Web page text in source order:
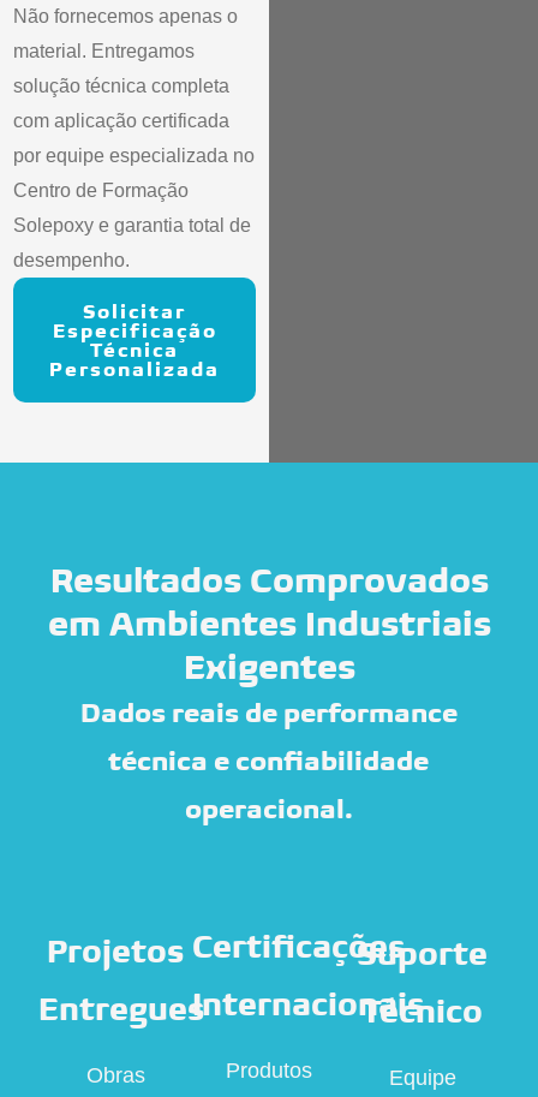
Não fornecemos apenas o
material. Entregamos
solução técnica completa
com aplicação certificada
por equipe especializada no
Centro de Formação
Solepoxy e garantia total de
desempenho.
Solicitar
Especificação
Técnica
Personalizada
Resultados Comprovados
em Ambientes Industriais
Exigentes
Dados reais de performance
técnica e confiabilidade
operacional.
Projetos
Entregues
Obras
Certificações
Internacionais
Produtos
Suporte
Técnico
Equipe